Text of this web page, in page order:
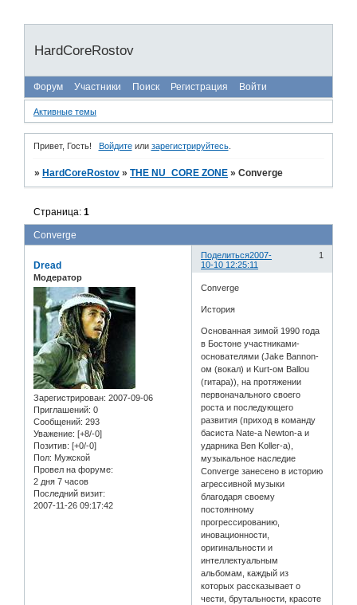
HardCoreRostov
Форум Участники Поиск Регистрация Войти
Активные темы
Привет, Гость! Войдитеили зарегистрируйтесь.
» HardCoreRostov »THE NU_CORE ZONE »Converge
Converge
Страница:1
Поделиться 1
2007-
10-10 12:25:11
Dread
Модератор
Зарегистрирован: 2007-09-06
Приглашений: 0
Сообщений: 293
Уважение: [+8/-0]
Позитив: [+0/-0]
Пол: Мужской
Провел на форуме:
2 дня 7 часов
Последний визит:
2007-11-26 09:17:42
Converge
История
Основанная зимой 1990 года
в Бостоне участниками-
основателями (Jake Bannon-
ом (вокал) и Kurt-ом Ballou
(гитара)), на протяжении
первоначального своего
роста и последующего
развития (приход в команду
басиста Nate-а Newton-а и
ударника Ben Koller-а),
музыкальное наследие
Converge занесено в историю
агрессивной музыки
благодаря своему
постоянному
прогрессированию,
иновационности,
оригинальности и
интеллектуальным
альбомам, каждый из
которых рассказывает о
чести, брутальности, красоте